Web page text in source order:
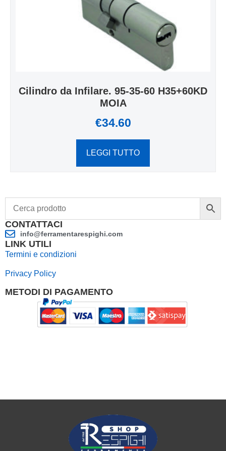
Cilindro da Infilare. 95-35-60 H35+60KD
MOIA
€34.60
LEGGI TUTTO
CONTATTACI
info@ferramentarespighi.com
LINK UTILI
Termini e condizioni
Privacy Policy
METODI DI PAGAMENTO